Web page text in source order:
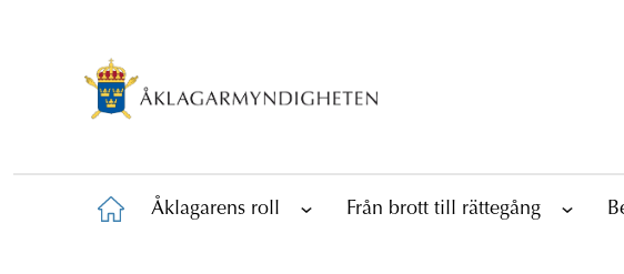
Åklagarens roll Från brott till rättegång